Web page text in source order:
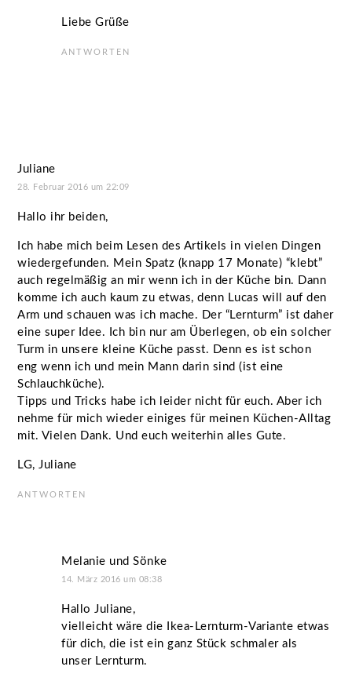
Liebe Grüße
ANTWORTEN
Juliane
28. Februar 2016 um 22:09
Hallo ihr beiden,
Ich habe mich beim Lesen des Artikels in vielen Dingen
wiedergefunden. Mein Spatz (knapp 17 Monate) “klebt”
auch regelmäßig an mir wenn ich in der Küche bin. Dann
komme ich auch kaum zu etwas, denn Lucas will auf den
Arm und schauen was ich mache. Der “Lernturm” ist daher
eine super Idee. Ich bin nur am Überlegen, ob ein solcher
Turm in unsere kleine Küche passt. Denn es ist schon
eng wenn ich und mein Mann darin sind (ist eine
Schlauchküche).
Tipps und Tricks habe ich leider nicht für euch. Aber ich
nehme für mich wieder einiges für meinen Küchen-Alltag
mit. Vielen Dank. Und euch weiterhin alles Gute.
LG, Juliane
ANTWORTEN
Melanie und Sönke
14. März 2016 um 08:38
Hallo Juliane,
vielleicht wäre die Ikea-Lernturm-Variante etwas
für dich, die ist ein ganz Stück schmaler als
unser Lernturm.